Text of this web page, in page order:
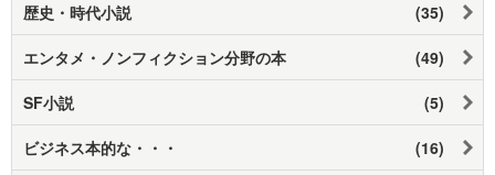
歴史・時代小説 (35)
エンタメ・ノンフィクション分野の本 (49)
SF小説 (5)
ビジネス本的な・・・ (16)